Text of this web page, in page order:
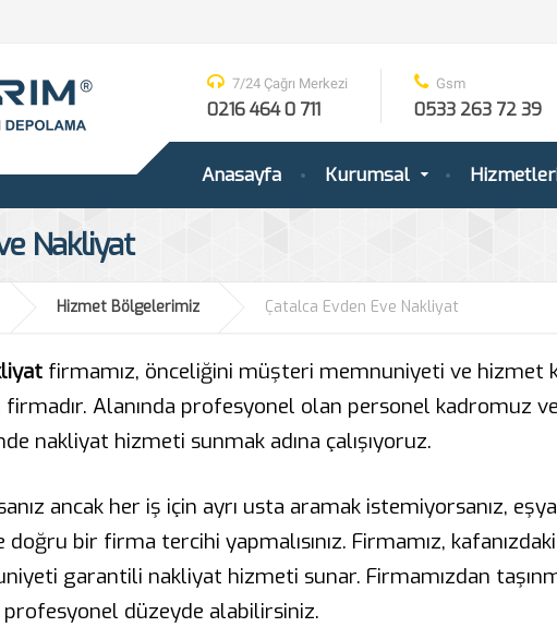
Anasayfa Kurumsal
7/24 Çağrı Merkezi
0216 464 0 711
Gsm
0533 263 72 39
Nakliyat
Hizmet Bölgelerimiz Çatalca Evden Eve Nakliyat
firmamız, önceliğini müşteri memnuniyeti ve hizmet
Alanında profesyonel olan personel kadromuz
nakliyat hizmeti sunmak adına çalışıyoruz.
ancak her iş için ayrı usta aramak istemiyorsanız,
doğru bir firma tercihi yapmalısınız. Firmamız,
garantili nakliyat hizmeti sunar. Firmamızdan
düzeyde alabilirsiniz.